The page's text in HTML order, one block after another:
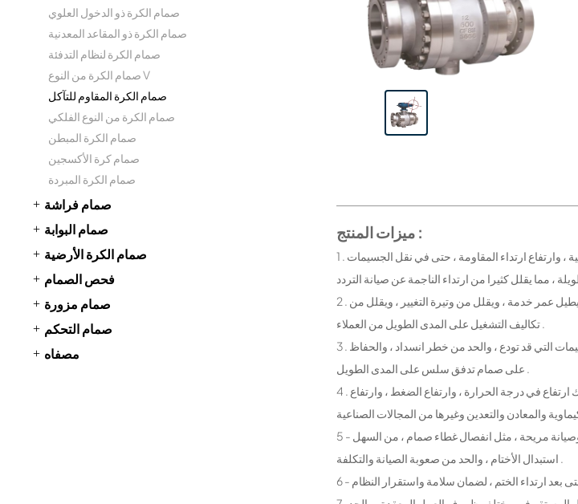
صمام الكرة ذو الدخول العلوي
صمام الكرة ذو المقاعد المعدنية
صمام الكرة لنظام التدفئة
صمام الكرة من النوع V
صمام الكرة المقاوم للتآكل
صمام الكرة من النوع الفلكي
صمام الكرة المبطن
صمام كرة الأكسجين
صمام الكرة المبردة
صمام فراشة
صمام البوابة
صمام الكرة الأرضية
فحص الصمام
صمام مزورة
صمام التحكم
مصفاه
ميزات المنتج :
1 . سوبر ارتداء مقاومة : ارتداء مقاومة الكرة صمام سبائك الكرة صمام مقعد المواد الخاصة ، مع صلابة عالية ، وارتفاع ارتداء المقاومة ، حتى في نقل الجسيمات
2 . حياة طويلة تصميم : من خلال تحسين اختيار المواد والتصميم الهيكلي ، ومكافحة ارتداء الكرة صمام فعال يطيل عمر خدمة ، ويقلل من وتيرة التغيير ، ويقلل من
تكاليف التشغيل على المدى الطويل من العملاء .
3 . التنظيف الذاتي عداء : فريدة من نوعها تصميم عداء تمكن وسائل الإعلام على نحو فعال من خلال إزالة الجسيمات التي قد تودع ، والحد من خطر انسداد ، والحفاظ
على صمام تدفق سلس على المدى الطويل .
4 . تطبيق واسع النطاق : ارتداء مقاومة الكرة صمام ينطبق على جميع أنواع ظروف العمل السيئة ، بما في ذلك ارتفاع في درجة الحرارة ، وارتفاع الضغط ، وارتفاع
5 - من السهل الحفاظ على : على الرغم من ارتداء مقاومة ممتازة الكرة صمام ، فإنه لا يزال يحتفظ تصميم وصيانة مريحة ، مثل انفصال غطاء صمام ، من السهل
استبدال الأختام ، والحد من صعوبة الصيانة والتكلفة .